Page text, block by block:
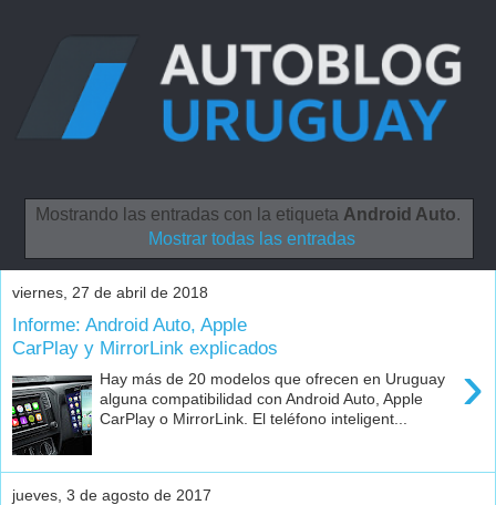
Mostrando las entradas con la etiqueta Android Auto.
Mostrar todas las entradas
viernes, 27 de abril de 2018
Informe: Android Auto, Apple
CarPlay y MirrorLink explicados
›
Hay más de 20 modelos que ofrecen en Uruguay
alguna compatibilidad con Android Auto, Apple
CarPlay o MirrorLink. El teléfono inteligent...
jueves, 3 de agosto de 2017